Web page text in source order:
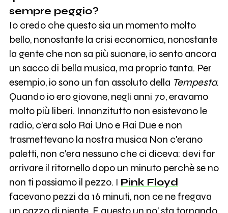
sempre peggio?
Io credo che questo sia un momento molto
bello, nonostante la crisi economica, nonostante
la gente che non sa più suonare, io sento ancora
un sacco di bella musica, ma proprio tanta. Per
esempio, io sono un fan assoluto della Tempesta.
Quando io ero giovane, negli anni 70, eravamo
molto più liberi. Innanzitutto non esistevano le
radio, c'era solo Rai Uno e Rai Due e non
trasmettevano la nostra musica Non c'erano
paletti, non c'era nessuno che ci diceva: devi far
arrivare il ritornello dopo un minuto perchè se no
non ti passiamo il pezzo. I Pink Floyd
facevano pezzi da 16 minuti, non ce ne fregava